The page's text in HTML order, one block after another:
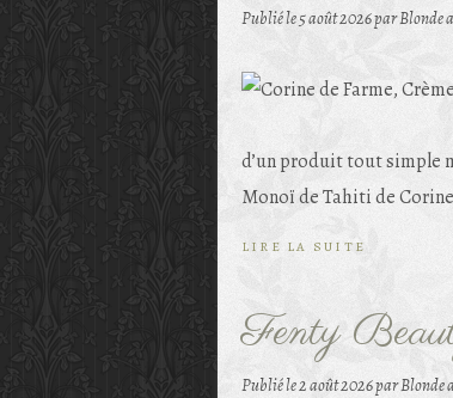
Publié le5 août 2026par Blonde
d’un produit tout simple
Monoï de Tahiti de
LIRE LA SUITE
Fenty
Publié le2 août 2026par Blonde